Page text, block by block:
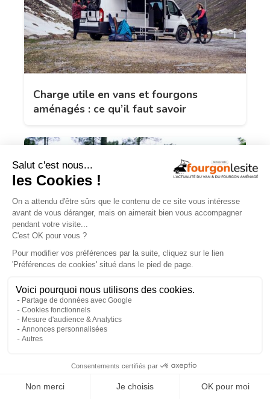
Charge utile en vans et fourgons
aménagés : ce qu’il faut savoir
Mercedes Sprinter : le 4×4 est-il
vraiment indispensable ?
ESSAIS